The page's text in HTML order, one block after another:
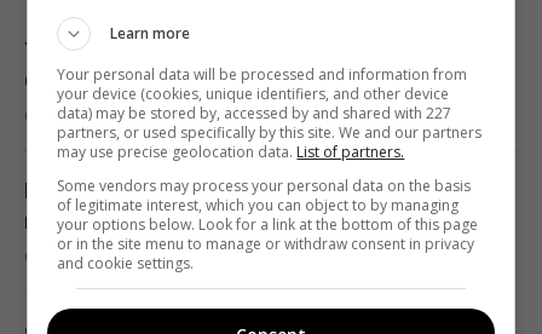
розвідка
15:33 четвер, 06 серпня 2026
Чому ми часто прокидаємося саме о 3-й
годині ночі: пояснення вчених
15:30 четвер, 06 серпня 2026
Ремонт замість заміни: нові підходи до
відновлення алюмінієвих кузовів
15:25 четвер, 06 серпня 2026
У сина прихильниці Путіна Валерії сталася
біда: що сталося
6 серпня 2026, 15:28
Плодові мушки зникнуть миттєво: які 2
продукти потрібно покласти на кухні
6 серпня 2026, 15:13
Learn more
Your personal data will be processed and information from
your device (cookies, unique identifiers, and other device
data) may be stored by, accessed by and shared with 227
partners, or used specifically by this site. We and our partners
may use precise geolocation data. List of partners.
Some vendors may process your personal data on the basis
of legitimate interest, which you can object to by managing
your options below. Look for a link at the bottom of this page
or in the site menu to manage or withdraw consent in privacy
and cookie settings.